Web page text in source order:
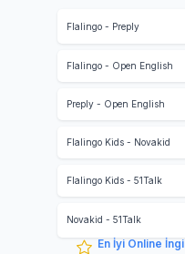
Flalingo- Preply
Flalingo- Open English
Preply- Open English
Flalingo Kids- Novakid
Flalingo Kids- 51Talk
Novakid - 51Talk
En İyi Online